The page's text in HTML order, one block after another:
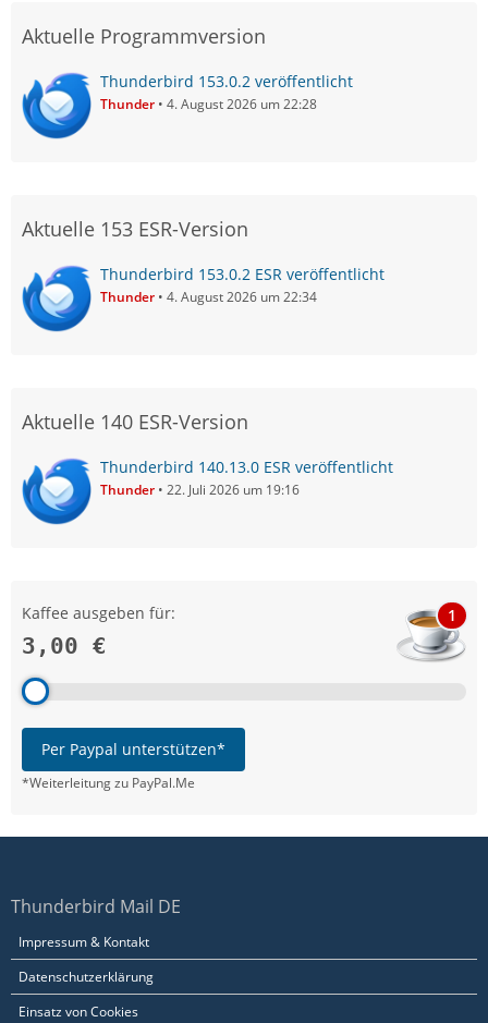
Aktuelle Programmversion
Thunderbird 153.0.2 veröffentlicht
Thunder 4. August 2026 um 22:28
Aktuelle 153 ESR-Version
Thunderbird 153.0.2 ESR veröffentlicht
Thunder 4. August 2026 um 22:34
Aktuelle 140 ESR-Version
Thunderbird 140.13.0 ESR veröffentlicht
Thunder 22. Juli 2026 um 19:16
Kaffee ausgeben für:
3,00 €
1
Per Paypal unterstützen*
*Weiterleitung zu PayPal.Me
Thunderbird Mail DE
Impressum & Kontakt
Datenschutzerklärung
Einsatz von Cookies